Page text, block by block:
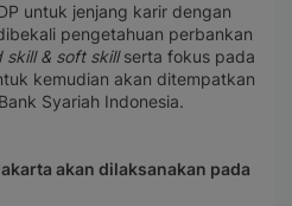
untuk jenjang karir dengan
pengetahuan perbankan
skill & soft skillserta fokus pada
kemudian akan ditempatkan
Syariah Indonesia.
akan dilaksanakan pada